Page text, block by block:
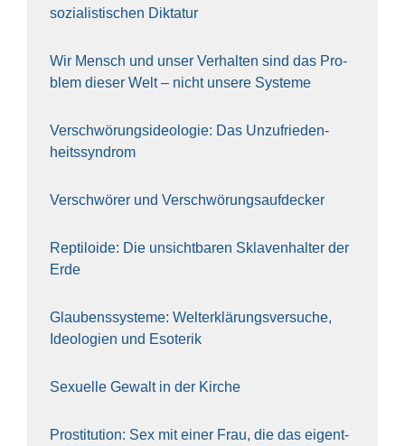
sozia­lis­ti­schen Dik­ta­tur
Wir Mensch und unser Ver­hal­ten sind das Pro­
blem die­ser Welt – nicht unse­re Sys‍te‍me
Ver­schwö­rungs­ideo­lo­gie: Das Unzufrieden­
heitssyndrom
Ver­schwö­rer und Verschwörungs­aufdecker
Rep­ti­lo­ide: Die unsicht­ba­ren Skla­ven­hal­ter der
Erde
Glau­bens­sys­te­me: Welt­erklä­rungs­ver­su­che,
Ideo­lo­gien und Eso­te­rik
Sexu­el­le Gewalt in der Kir­che
Pro­sti­tu­ti­on: Sex mit einer Frau, die das eigent­